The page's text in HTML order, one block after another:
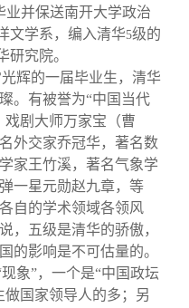
业并保送南开大学政治
文学系，编入清华5级的
研究院。
辉的一届毕业生，清华
。有被誉为“中国当代
戏剧大师万家宝（曹
外交家乔冠华，著名数
家王竹溪，著名气象学
一星元勋赵九章，等
自的学术领域各领风
，五级是清华的骄傲，
的影响是不可估量的。
象”，一个是“中国政坛
国家领导人的多；另